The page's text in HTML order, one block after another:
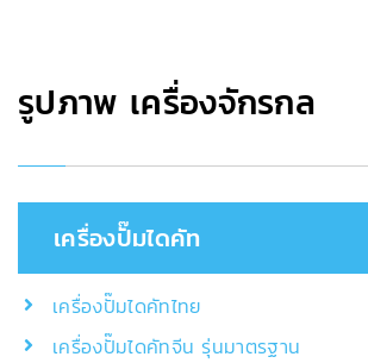
รูปภาพ เครื่องจักรกล
เครื่องปั๊มไดคัท
เครื่องปั๊มไดคัทไทย
เครื่องปั๊มไดคัทจีน รุ่นมาตรฐาน